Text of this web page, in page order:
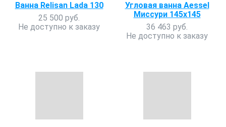
Ванна Relisan Lada 130
25 500 руб.
Не доступно к заказу
Угловая ванна Aessel
Миссури 145х145
36 463 руб.
Не доступно к заказу